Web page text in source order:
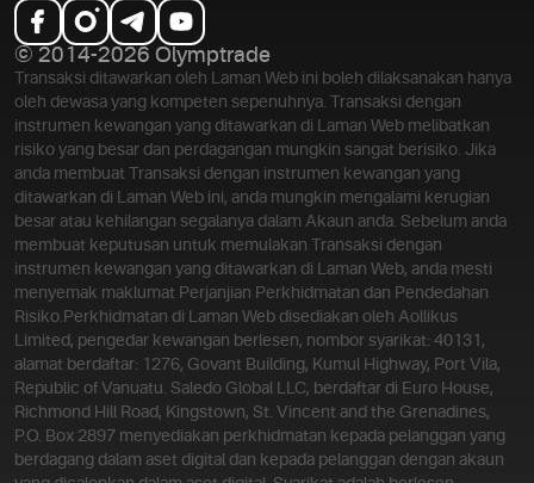
© 2014-2026 Olymptrade
Transaksi ditawarkan oleh Laman Web ini boleh dilaksanakan hanya
oleh dewasa yang kompeten sepenuhnya. Transaksi dengan
instrumen kewangan yang ditawarkan di Laman Web melibatkan
risiko yang besar dan perdagangan mungkin sangat berisiko. Jika
anda membuat Transaksi dengan instrumen kewangan yang
ditawarkan di Laman Web ini, anda mungkin mengalami kerugian
besar atau kehilangan segalanya dalam Akaun anda. Sebelum anda
membuat keputusan untuk memulakan Transaksi dengan
instrumen kewangan yang ditawarkan di Laman Web, anda mesti
menyemak maklumat Perjanjian Perkhidmatan dan Pendedahan
Risiko. Perkhidmatan di Laman Web disediakan oleh Aollikus
Limited, pengedar kewangan berlesen, nombor syarikat: 40131,
alamat berdaftar: 1276, Govant Building, Kumul Highway, Port Vila,
Republic of Vanuatu. Saledo Global LLC, berdaftar di Euro House,
Richmond Hill Road, Kingstown, St. Vincent and the Grenadines,
P.O. Box 2897 menyediakan perkhidmatan kepada pelanggan yang
berdagang dalam aset digital dan kepada pelanggan dengan akaun